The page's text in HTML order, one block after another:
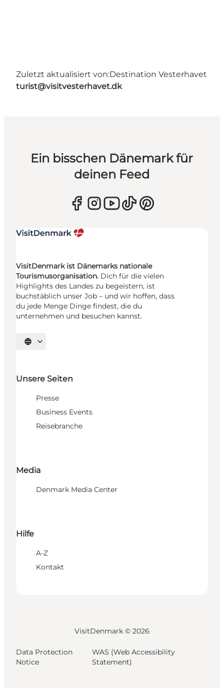
Zuletzt aktualisiert von:Destination Vesterhavet
turist@visitvesterhavet.dk
Ein bisschen Dänemark für
deinen Feed
VisitDenmark ist Dänemarks nationale
Tourismusorganisation. Dich für die vielen
Highlights des Landes zu begeistern, ist
buchstäblich unser Job – und wir hoffen, dass
du jede Menge Dinge findest, die du
unternehmen und besuchen kannst.
Sprache auswählen
Unsere Seiten
Presse
Business Events
Reisebranche
Media
Denmark Media Center
Hilfe
A-Z
Kontakt
VisitDenmark © 2026
Data Protection
Notice
WAS (Web Accessibility
Statement)